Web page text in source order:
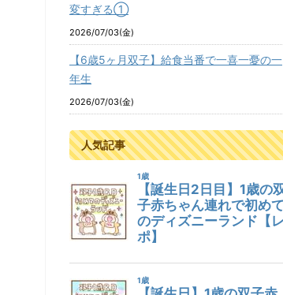
変すぎる①
2026/07/03(金)
【6歳5ヶ月双子】給食当番で一喜一憂の一
年生
2026/07/03(金)
人気記事